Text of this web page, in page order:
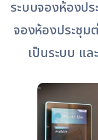
ระบบจองห้องป
จองห้องประชุม
เป็นระบบ แ